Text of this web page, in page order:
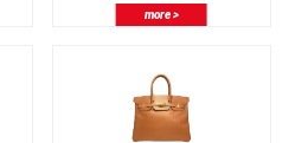
more >